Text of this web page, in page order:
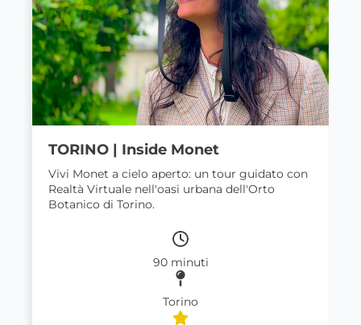
TORINO | Inside Monet
Vivi Monet a cielo aperto: un tour guidato con
Realtà Virtuale nell'oasi urbana dell'Orto
Botanico di Torino.
90 minuti
Torino